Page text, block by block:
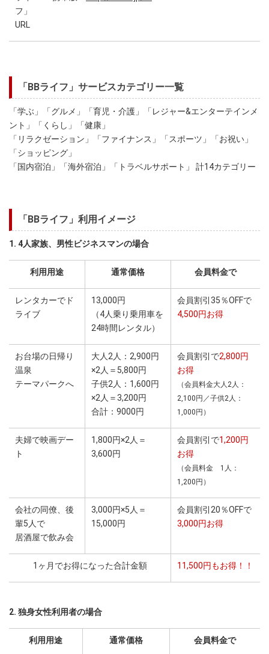
フ」
URL
「BBライフ」サービスカテゴリー一覧
「学ぶ」「グルメ」「育児・介護」「レジャー&エンターテインメ
ント」「くらし」「健康」
「リラクゼーション」「ファイナンス」「スポーツ」「お祝い」
「ショッピング」
「国内宿泊」「海外宿泊」「トラベルサポート」 計14カテゴリー
「BBライフ」利用イメージ
1. 4人家族、男性ビジネスマンの場合
利用用途 通常価格 会員料金で
レンタカーでド
ライブ
13,000円
（4人乗り乗用車を
24時間レンタル）
会員割引35％OFFで
4,500円お得
お台場の日帰り
温泉
テーマパークへ
大人2人：2,900円
×2人＝5,800円
子供2人：1,600円
×2人＝3,200円
合計：9000円
会員割引で2,800円
お得
（会員料金大人2人：
2,100円／子供2人：
1,000円）
夫婦で映画デー
ト
1,800円×2人＝
3,600円
会員割引で1,200円
お得
（会員料金 1人：
1,200円）
会社の同僚、後
輩5人で
居酒屋で飲み会
3,000円×5人＝
15,000円
会員割引20％OFFで
3,000円お得
1ヶ月でお得になった合計金額 11,500円もお得！！
2. 独身女性利用者の場合
利用用途 通常価格 会員料金で